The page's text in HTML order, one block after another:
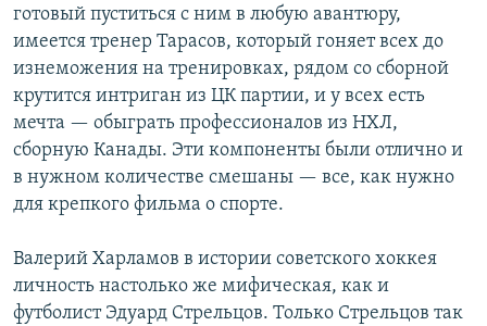
готовый пуститься с ним в любую авантюру,
имеется тренер Тарасов, который гоняет всех до
изнеможения на тренировках, рядом со сборной
крутится интриган из ЦК партии, и у всех есть
мечта — обыграть профессионалов из НХЛ,
сборную Канады. Эти компоненты были отлично и
в нужном количестве смешаны — все, как нужно
для крепкого фильма о спорте.
Валерий Харламов в истории советского хоккея
личность настолько же мифическая, как и
футболист Эдуард Стрельцов. Только Стрельцов так